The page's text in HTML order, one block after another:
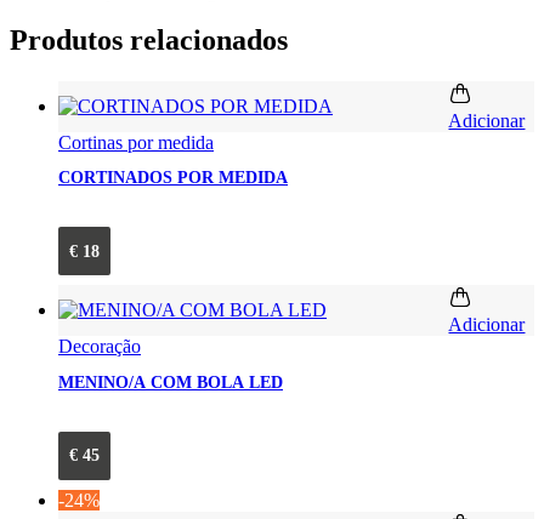
Produtos relacionados
Adicionar
Cortinas por medida
CORTINADOS POR MEDIDA
€ 18
Adicionar
Decoração
MENINO/A COM BOLA LED
€ 45
-24%